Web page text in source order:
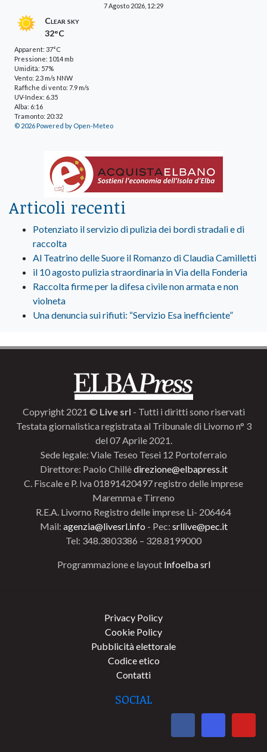
7 Agosto 2026, 12:29
Clear sky
32°C
Apparent: 37°C
Pressione: 1014 mb
Umidità: 57%
Vento: 2.3 m/s NNW
Raffiche di vento: 7.9 m/s
UV-Index: 6.35
Alba: 6:16
Tramonto: 20:32
© 2026 Powered by Open-Meteo
Articoli recenti
Potenziato il servizio di pulizia dei bordi stradali e di
raccolta
Al Teatrino delle Suore il Romanzo di Claudia Camilletti
il 10 agosto pulizia straordinaria in Via della Fonderia
Raccolta firme per la difesa civile non armata e non
violneta
Una denuncia sui rifiuti: “Servizio Esa inefficiente”
Copyright 2021 © Live srl - Tutti i diritti sono riservati
Testata giornalistica registrata al Tribunale di Livorno n° 3
del 07 Aprile 2021.
Sede legale: Viale Teseo Tesei 12 Portoferraio
Direttore: Paolo Chillèdirezione@elbapress.it
C. Fiscale e P. Iva 01891420497 registro delle imprese
Maremma e Tirreno
R.E.A. Livorno Registro delle imprese Li- 206464
Mail: agenzia@livesrl.info - Pec: srllive@pec.it
Tel: 348.3803386 – 328.8199000
Programmazione e layout Infoelba srl
Privacy Policy
Cookie Policy
Pubblicità elettorale
Codice etico
Contatti
SOCIAL